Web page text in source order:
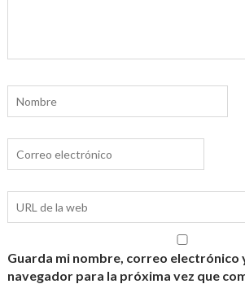
Guarda mi nombre, correo electrónico
navegador para la próxima vez que